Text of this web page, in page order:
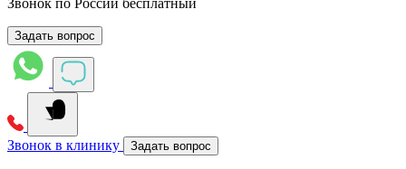
Звонок по России бесплатный
Задать вопрос
Звонок в клинику Задать вопрос